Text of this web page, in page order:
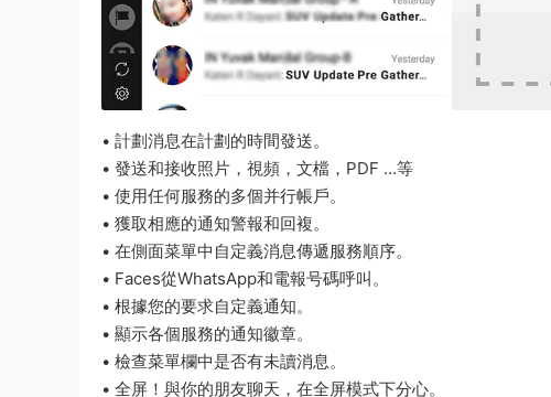
• 計劃消息在計劃的時間發送。
• 發送和接收照片，視頻，文檔，PDF …等
• 使用任何服務的多個并行帳戶。
• 獲取相應的通知警報和回複。
• 在側面菜單中自定義消息傳遞服務順序。
• Faces從WhatsApp和電報号碼呼叫。
• 根據您的要求自定義通知。
• 顯示各個服務的通知徽章。
• 檢查菜單欄中是否有未讀消息。
• 全屏！與你的朋友聊天，在全屏模式下分心。